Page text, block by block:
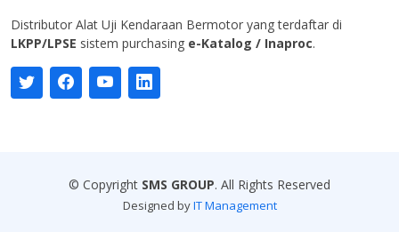
Distributor Alat Uji Kendaraan Bermotor yang terdaftar di
LKPP/LPSE sistem purchasing e-Katalog / Inaproc.
© Copyright SMS GROUP. All Rights Reserved
Designed byIT Management